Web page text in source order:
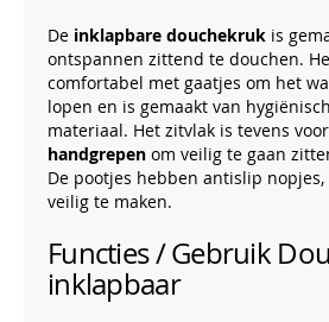
De inklapbare douchekruk is
ontspannen zittend te douchen.
comfortabel met gaatjes om het
lopen en is gemaakt van
materiaal. Het zitvlak is tevens
handgrepen om veilig te gaan
De pootjes hebben antislip
veilig te maken.
Functies / Gebruik
inklapbaar